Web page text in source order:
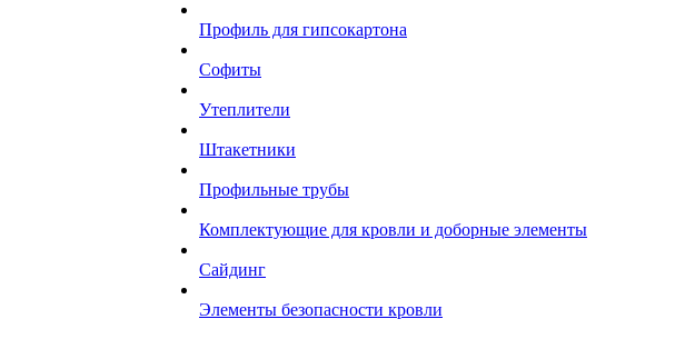
Профиль для гипсокартона
Софиты
Утеплители
Штакетники
Профильные трубы
Комплектующие для кровли и доборные элементы
Сайдинг
Элементы безопасности кровли